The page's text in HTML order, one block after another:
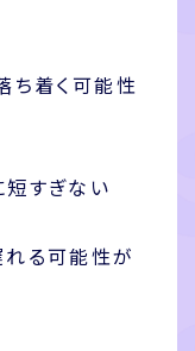
ち着く可能性
すぎない
る可能性が